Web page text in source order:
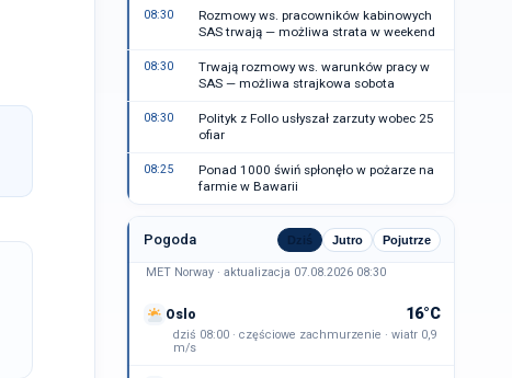
08:30
Rozmowy ws. pracowników kabinowych
SAS trwają — możliwa strata w weekend
08:30
Trwają rozmowy ws. warunków pracy w
SAS — możliwa strajkowa sobota
08:30
Polityk z Follo usłyszał zarzuty wobec 25
ofiar
08:25
Ponad 1000 świń spłonęło w pożarze na
farmie w Bawarii
Pogoda Dziś Jutro Pojutrze
MET Norway · aktualizacja 07.08.2026 08:30
Oslo 16°C
dziś 08:00 · częściowe zachmurzenie · wiatr 0,9
m/s